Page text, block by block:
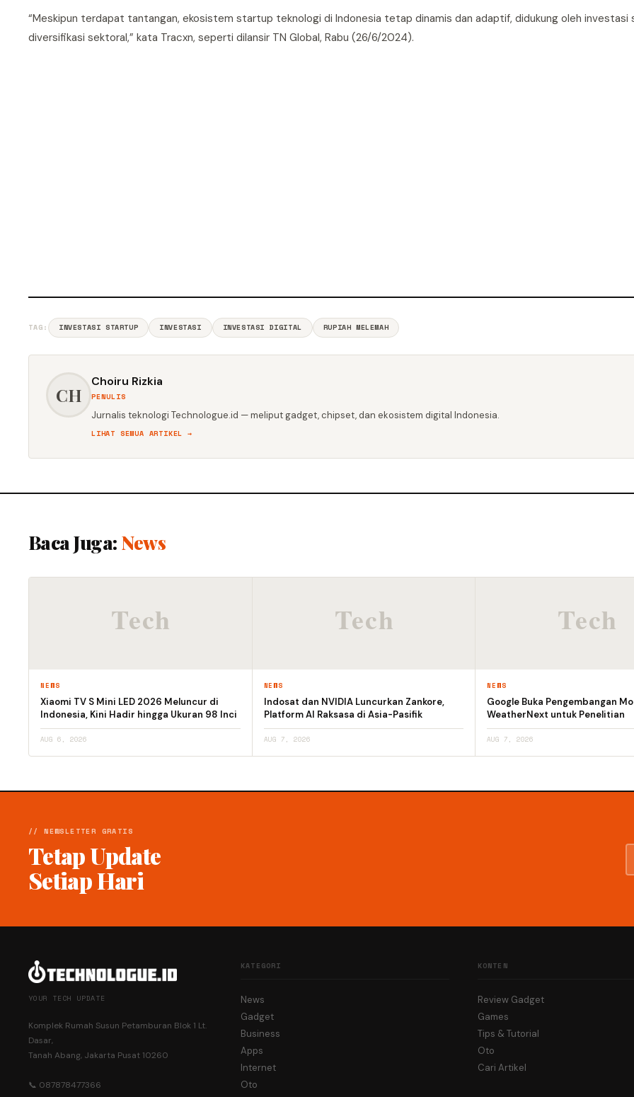
“Meskipun terdapat tantangan, ekosistem startup teknologi di Indonesia tetap dinamis dan adaptif, didukung oleh investasi
diversifikasi sektoral,” kata Tracxn, seperti dilansir TN Global, Rabu (26/6/2024).
TAG: INVESTASI STARTUP INVESTASI INVESTASI DIGITAL RUPIAH MELEMAH
CH
Choiru Rizkia
PENULIS
Jurnalis teknologi Technologue.id — meliput gadget, chipset, dan ekosistem digital Indonesia.
LIHAT SEMUA ARTIKEL →
Baca Juga: News
NEWS
Xiaomi TV S Mini LED 2026 Meluncur di
Indonesia, Kini Hadir hingga Ukuran 98 Inci
AUG 6, 2026
NEWS
Indosat dan NVIDIA Luncurkan Zankore,
Platform AI Raksasa di Asia-Pasifik
AUG 7, 2026
NEWS
Google Buka Pengembangan
WeatherNext untuk Penelitian
AUG 7, 2026
// NEWSLETTER GRATIS
Tetap Update
Setiap Hari
YOUR TECH UPDATE
Komplek Rumah Susun Petamburan Blok 1 Lt.
Dasar,
Tanah Abang, Jakarta Pusat 10260
📞 087878477366
KATEGORI
News
Gadget
Business
Apps
Internet
Oto
KONTEN
Review Gadget
Games
Tips & Tutorial
Oto
Cari Artikel